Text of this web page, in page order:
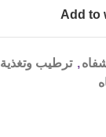
Add to
, ترطيب وتغذية